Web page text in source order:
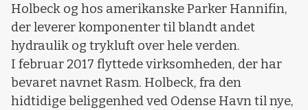
Holbeck og hos amerikanske Parker Hannifin,
der leverer komponenter til blandt andet
hydraulik og trykluft over hele verden.
I februar 2017 flyttede virksomheden, der har
bevaret navnet Rasm. Holbeck, fra den
hidtidige beliggenhed ved Odense Havn til nye,